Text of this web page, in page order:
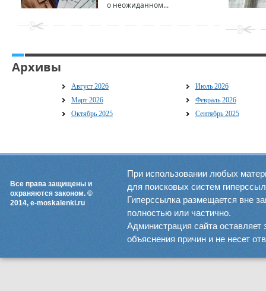
о неожиданном...
Архивы
Август 2026
Июль 2026
Март 2026
Февраль 2026
Октябрь 2025
Сентябрь 2025
Все права защищены и
охраняются законом. ©
2014, e-moskalenki.ru
При использовании любых
для поисковых систем
Гиперссылка размещается вне
полностью или частично.
Администрация сайта оставляет
объяснения причин и не несет